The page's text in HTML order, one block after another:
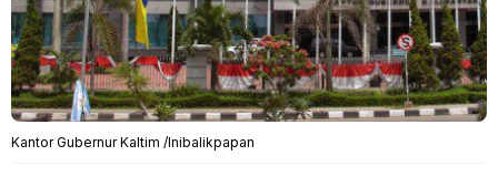
Kantor Gubernur Kaltim /Inibalikpapan